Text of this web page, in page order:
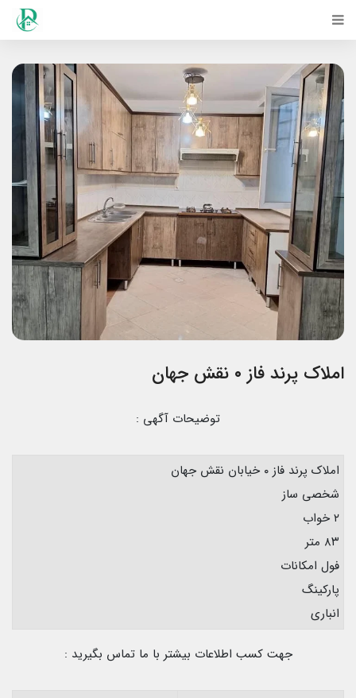
املاک پرند فاز ۰ نقش جهان
توضیحات آگهی :
املاک پرند فاز ۰ خیابان نقش جهان
شخصی ساز
۲ خواب
۸۳ متر
فول امکانات
پارکینگ
انباری
جهت کسب اطلاعات بیشتر با ما تماس بگیرید :